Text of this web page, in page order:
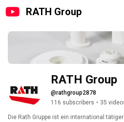
RATH Group
RATH Group
@rathgroup2878
116 subscribers • 35
Die Rath Gruppe ist ein international